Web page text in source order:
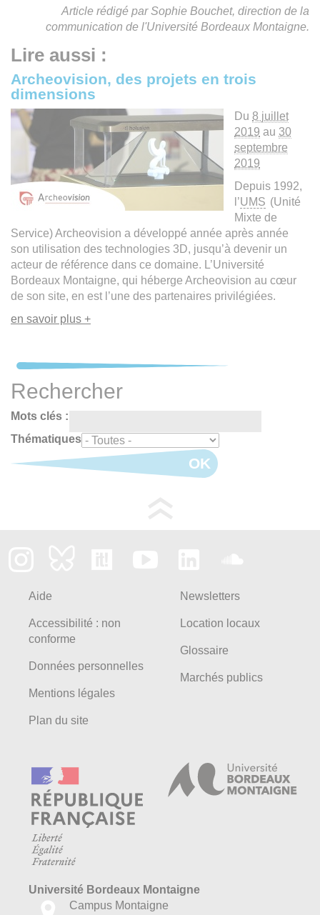
Article rédigé par Sophie Bouchet, direction de la
communication de l'Université Bordeaux Montaigne.
Lire aussi :
Archeovision, des projets en trois
dimensions
Du 8 juillet
2019 au 30
septembre
2019
Depuis 1992,
l’UMS (Unité
Mixte de
Service) Archeovision a développé année après année
son utilisation des technologies 3D, jusqu’à devenir un
acteur de référence dans ce domaine. L’Université
Bordeaux Montaigne, qui héberge Archeovision au cœur
de son site, en est l’une des partenaires privilégiées.
en savoir plus +
Rechercher
Mots clés :
Thématiques
OK
Aide
Accessibilité : non
conforme
Données personnelles
Mentions légales
Plan du site
Newsletters
Location locaux
Glossaire
Marchés publics
Université Bordeaux Montaigne
Campus Montaigne